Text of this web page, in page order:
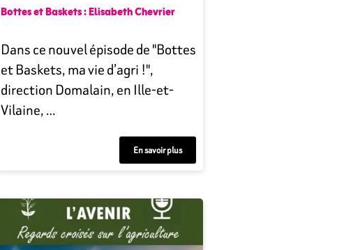
Bottes et Baskets : Elisabeth Chevrier
Dans ce nouvel épisode de "Bottes
et Baskets, ma vie d’agri !",
direction Domalain, en Ille-et-
Vilaine, …
En savoir plus